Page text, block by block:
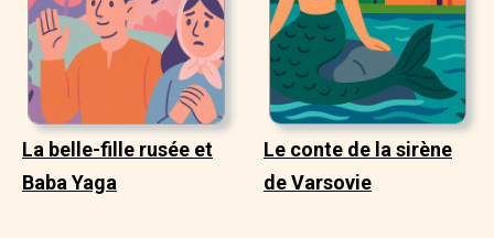
La belle-fille rusée et
Baba Yaga
Le conte de la sirène
de Varsovie